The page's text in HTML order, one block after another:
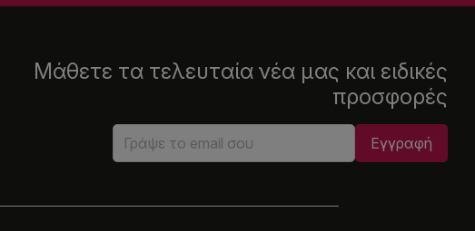
Μάθετε τα τελευταία νέα μας και ειδικές
προσφορές